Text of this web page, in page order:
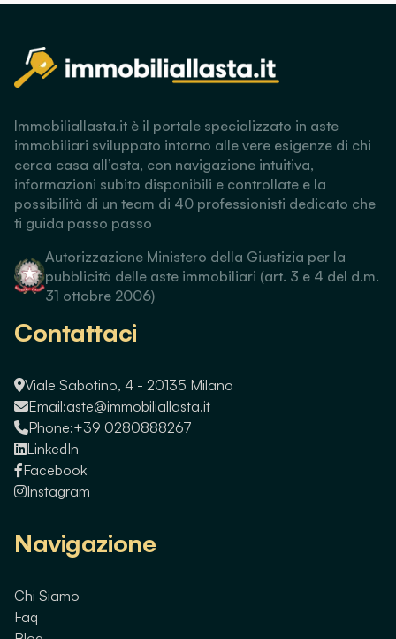
Immobiliallasta.it è il portale specializzato in aste
immobiliari sviluppato intorno alle vere esigenze di chi
cerca casa all’asta, con navigazione intuitiva,
informazioni subito disponibili e controllate e la
possibilità di un team di 40 professionisti dedicato che
ti guida passo passo
Autorizzazione Ministero della Giustizia per la
pubblicità delle aste immobiliari (art. 3 e 4 del d.m.
31 ottobre 2006)
Contattaci
Viale Sabotino, 4 - 20135 Milano
Email:aste@immobiliallasta.it
Phone:+39 0280888267
LinkedIn
Facebook
Instagram
Navigazione
Chi Siamo
Faq